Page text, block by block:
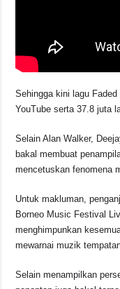
Sehingga kini lagu
YouTube serta 37.8 juta
Selain Alan Walker,
bakal membuat
mencetuskan fenomena
Untuk makluman,
Borneo Music Festival
menghimpunkan
mewarnai muzik
Selain menampilkan